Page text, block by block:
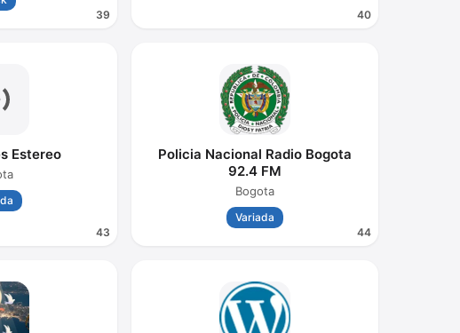
39
40
43
Estereo
44
Policia Nacional Radio Bogota
92.4 FM
Bogota
Variada